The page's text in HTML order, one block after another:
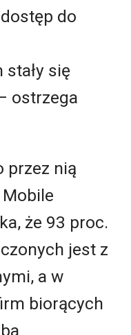
do
się
ostrzega
przez nią
że 93 proc.
jest z
a w
biorących